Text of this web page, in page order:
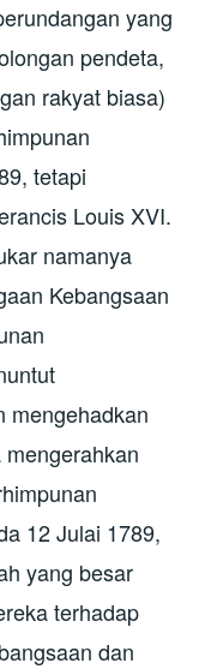
yang
pendeta,
rakyat biasa)
tetapi
Louis XVI.
namanya
Kebangsaan
mengehadkan
12 Julai 1789,
yang besar
terhadap
dan